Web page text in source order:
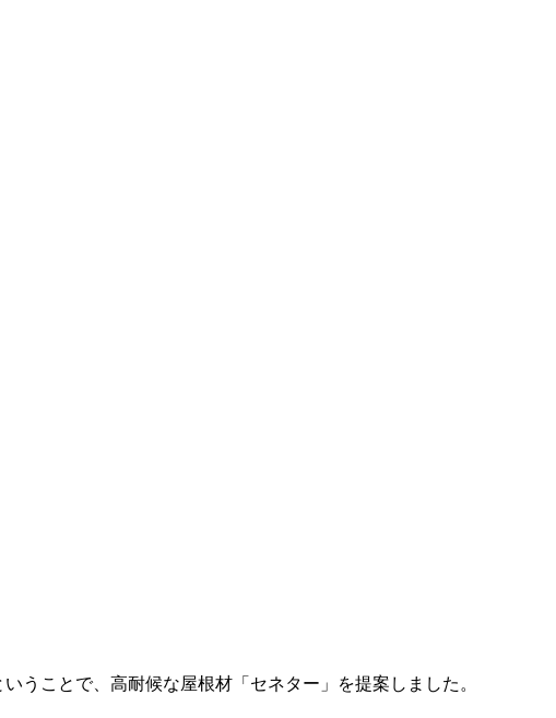
うことで、高耐候な屋根材「セネター」を提案しました。